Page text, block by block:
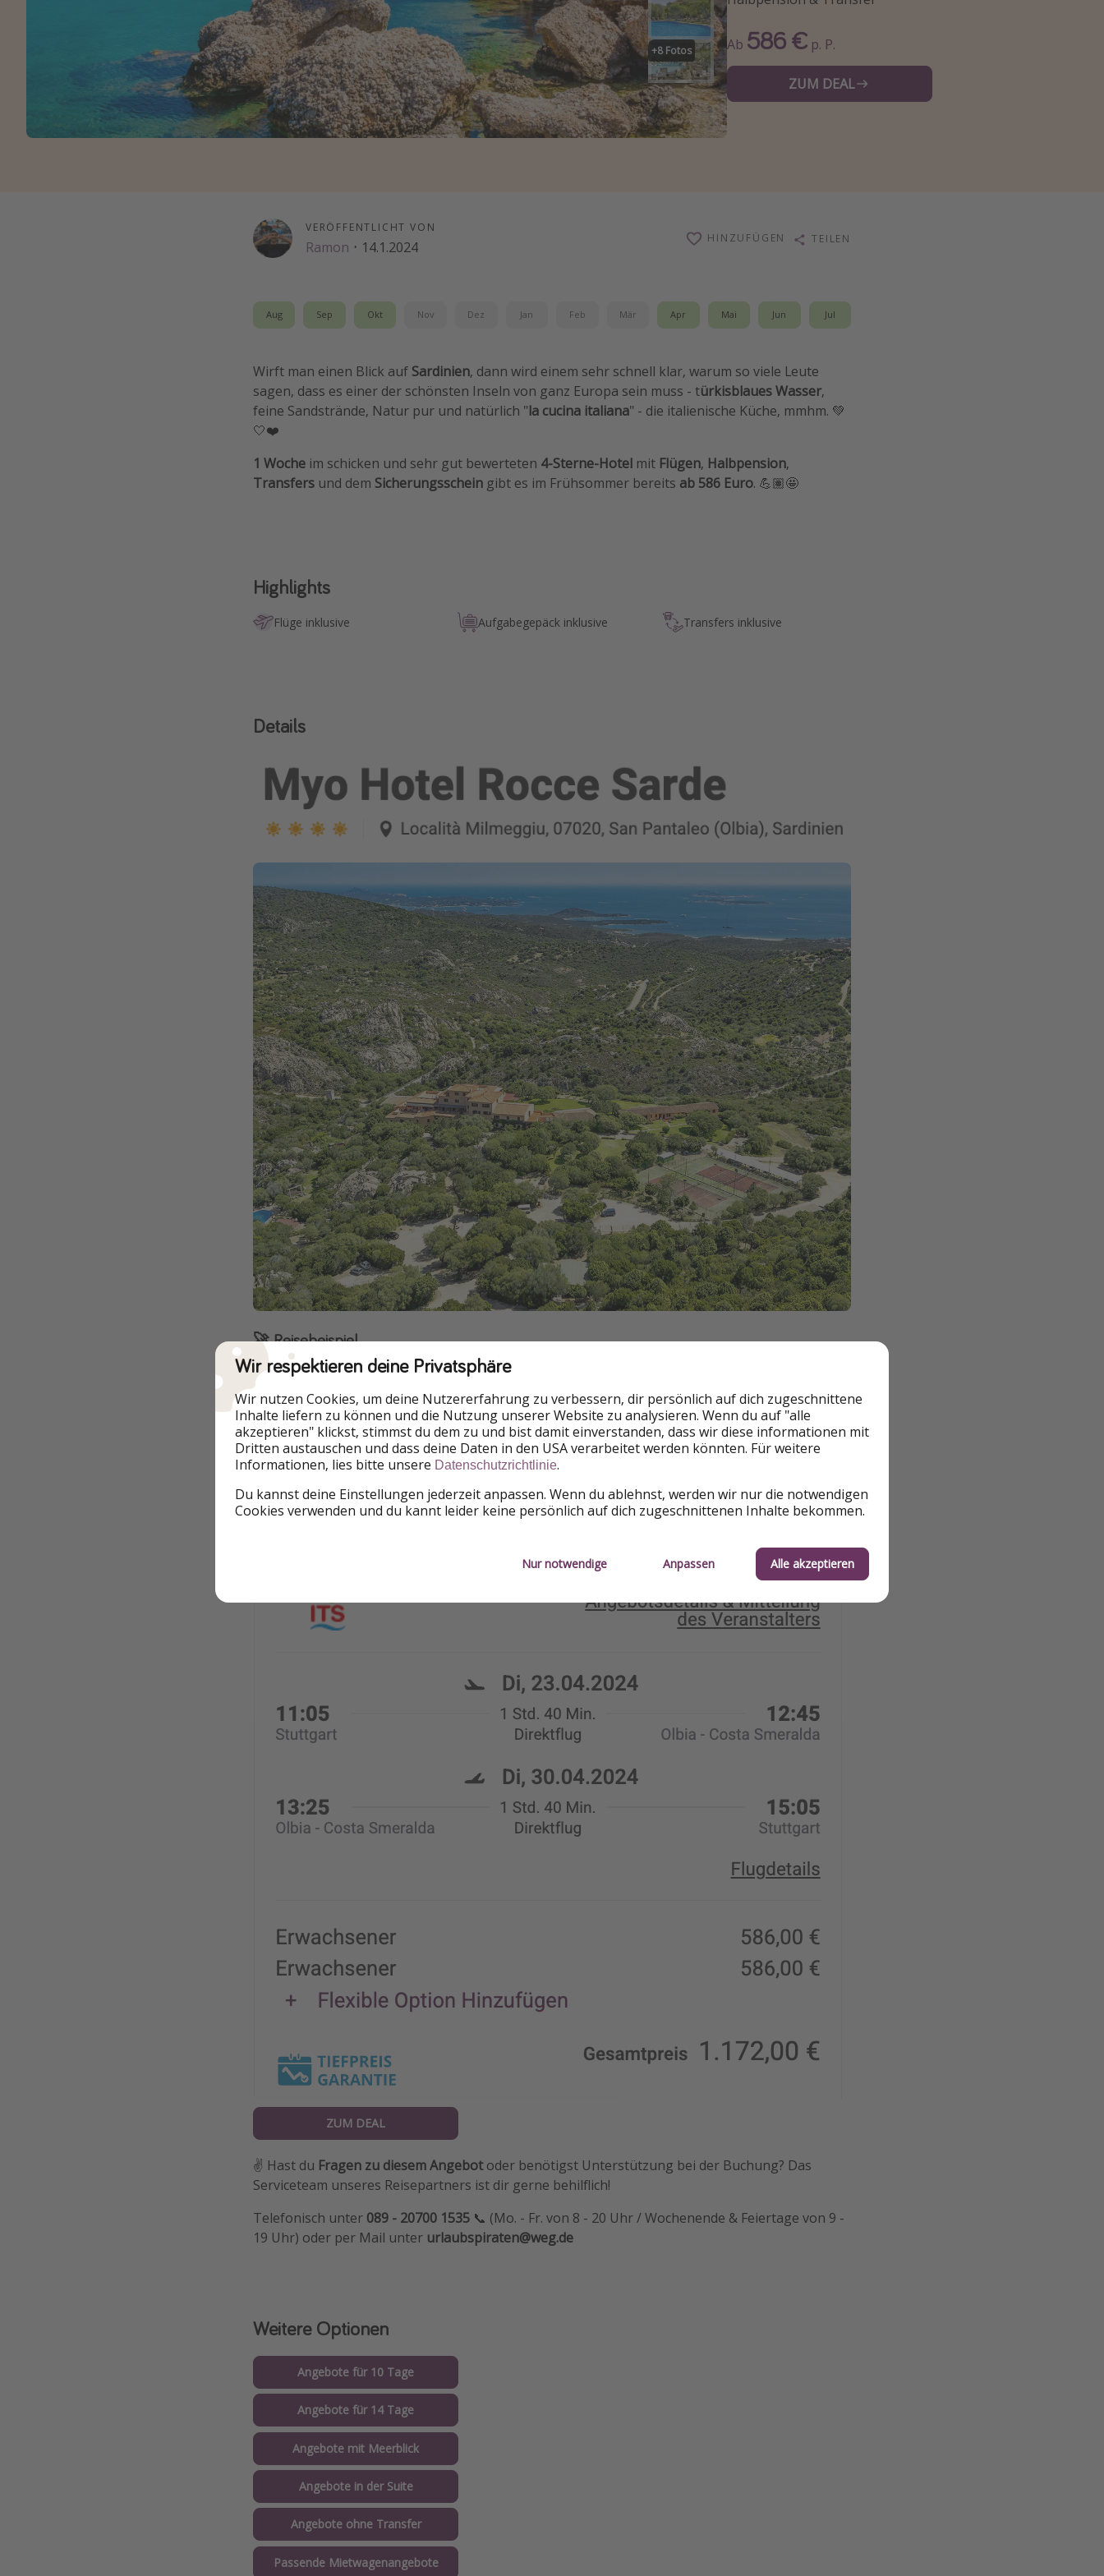
+8 Fotos Ab 586 € p. P.
ZUM DEAL
VERÖFFENTLICHT VON
Ramon · 14.1.2024
HINZUFÜGEN TEILEN
Aug Sep Okt Nov Dez Jan Feb Mär Apr Mai Jun Jul
Wirft man einen Blick auf Sardinien, dann wird einem sehr schnell klar, warum so viele Leute
sagen, dass es einer der schönsten Inseln von ganz Europa sein muss - türkisblaues Wasser,
feine Sandstrände, Natur pur und natürlich "la cucina italiana" - die italienische Küche, mmhm. 💚
🤍❤️
1 Woche im schicken und sehr gut bewerteten 4-Sterne-Hotel mit Flügen, Halbpension,
Transfers und dem Sicherungsschein gibt es im Frühsommer bereits ab 586 Euro. 💪🏽🤩
Highlights
Flüge inklusive Aufgabegepäck inklusive Transfers inklusive
Details
🚀 Reisebeispiel
ZUM DEAL
✌️ Hast du Fragen zu diesem Angebotoder benötigst Unterstützung bei der Buchung? Das
Serviceteam unseres Reisepartners ist dir gerne behilflich!
Telefonisch unter 089 - 20700 1535 📞 (Mo. - Fr. von 8 - 20 Uhr / Wochenende & Feiertage von 9 -
19 Uhr) oder per Mail unter urlaubspiraten@weg.de
Weitere Optionen
Angebote für 10 Tage
Angebote für 14 Tage
Angebote mit Meerblick
Angebote in der Suite
Angebote ohne Transfer
Passende Mietwagenangebote
Wir respektieren deine Privatsphäre
Wir nutzen Cookies, um deine Nutzererfahrung zu verbessern, dir persönlich auf dich zugeschnittene
Inhalte liefern zu können und die Nutzung unserer Website zu analysieren. Wenn du auf "alle
akzeptieren" klickst, stimmst du dem zu und bist damit einverstanden, dass wir diese informationen mit
Dritten austauschen und dass deine Daten in den USA verarbeitet werden könnten. Für weitere
Informationen, lies bitte unsere Datenschutzrichtlinie.
Du kannst deine Einstellungen jederzeit anpassen. Wenn du ablehnst, werden wir nur die notwendigen
Cookies verwenden und du kannt leider keine persönlich auf dich zugeschnittenen Inhalte bekommen.
Nur notwendige Anpassen Alle akzeptieren